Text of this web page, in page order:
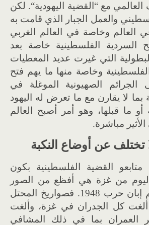
العالمي مع“ القضية اليهودية“. لكن
والعمل الجبار الذي قامت به
العالم وخاصة في العالم الغربي
السردية الفلسطينية خاصة بعد
التي غيرت عديد المعطيات
وخاصة منها ما يهم فتح
الجرائم الصهيونية الموغلة في
بما لا يقارن مع ما تعرض له اليهود
أو ما قبلها، وهو أمر أصبح العالم
مباشرة.
تختلف عن أوضاع النكبة
متابعو القضية الفلسطينية بكون
اليوم من غزة هي أفظع من الصور
بان حرب 1948.
فصواريخ المحتل
ألغت كل الجدران في غزة، وألغت
العمران بما في ذلك المشافي